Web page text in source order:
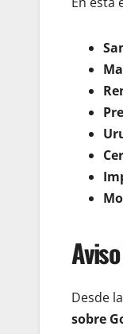
Desde
sobre